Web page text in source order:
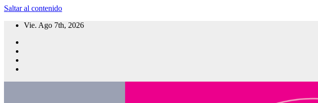
Saltar al contenido
Vie. Ago 7th, 2026